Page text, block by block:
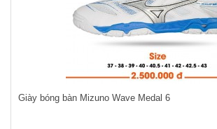
Giày bóng bàn Mizuno Wave Medal 6